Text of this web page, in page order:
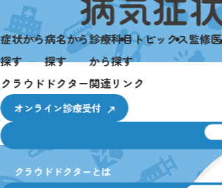
症状から
探す
病名から
探す
診療科目
から探す
トピックス監修
クラウドドクター関連リンク
オンライン診療受付
クラウドドクターとは